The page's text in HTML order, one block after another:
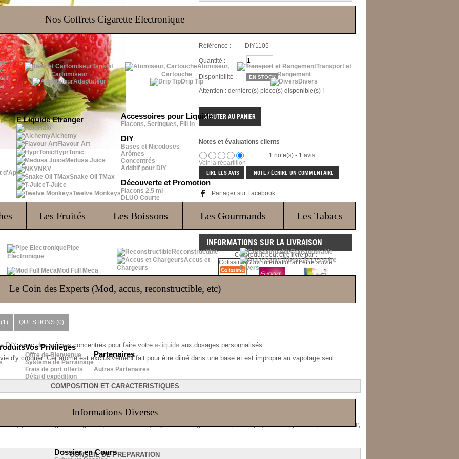
Nos Coffrets Cigarette Electronique
Tank et
Cartomiseur
Adaptateur
Atomiseur,
Cartouche
Drip Tip
Transport et
Rangement
Divers
d'Ap
E Liquide Etranger
Halo
Alchemy
Flavour Art
HyprTonic
Medusa Juice
NKV
Snake Oil TMax
T-Juice
Twelve Monkeys
Accessoires pour Liquide
Flacons, Seringues, Fill in
DIY
Bases et Nicodoses
Arômes
Concentrés
Additif pour DIY
Découverte et Promotion
Flacons 2,5 ml
DLUO Courte
Les Fruités Les Boissons Les Gourmands Les Tabacs
Pipe
Electronique
Mod Full Meca
Reconstructible
Accus et
Chargeurs
Consommable
Accessoire
Divers
Le Coin des Experts (Mod, accus, reconstructible, etc)
Vos Privilèges
Offre de Bienvenue
Système de Parrainage
Frais de port offerts
Délai d'expédition
Partenaires
Autres Partenaires
Informations Diverses
Dossier en Cours
Référence : DIY1105
Quantité :
Disponibilité : EN STOCK
Attention : dernière(s) pièce(s) disponible(s) !
Notes et évaluations clients
1 note(s) - 1 avis
Voir la répartition
LIRE LES AVIS
NOTE / ÉCRIRE UN COMMENTAIRE
Partager sur Facebook
Poser une question(0)
INFORMATIONS SUR LA LIVRAISON
Ce produit peut être livré par :
ColissimoSuivi international Lettre suivie
QUESTIONS (0)
DIY, avec des arômes concentrés pour faire votre e-liquide aux dosages personnalisés.
d'y croquer. Cet arôme est exclusivement fait pour être dilué dans une base et est impropre au vapotage seul.
COMPOSITION ET CARACTERISTIQUES
protéine, organisme génétiquement modifié, ingrédient d'origine animal, diacétyle, ambrox, paraben, conservateur,
CONSEIL DE PREPARATION